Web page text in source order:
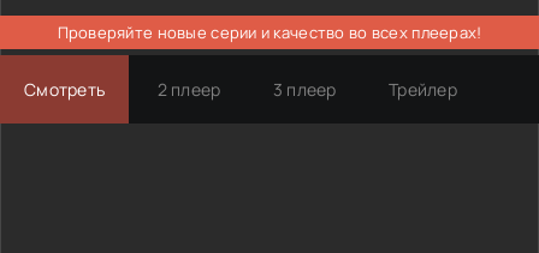
Проверяйте новые серии и качество во всех плеерах!
Смотреть 2 плеер 3 плеер Трейлер